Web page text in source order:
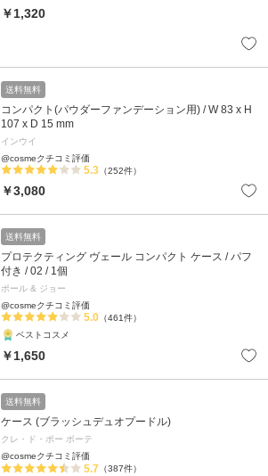
￥1,320
送料無料
コンパクト(パウダーファンデーション用) / W 83 x H
107 x D 15 mm
インウイ
@cosmeクチコミ評価
5.3 （252件）
￥3,080
送料無料
プロテクティング ヴェール コンパクト ケース / パフ
付き / 02 / 1個
ポール & ジョー
@cosmeクチコミ評価
5.0 （461件）
ベストコスメ
￥1,650
送料無料
ケース (ブラッシュデュオプードル)
クレ・ド・ポー ボーテ
@cosmeクチコミ評価
5.7 （387件）